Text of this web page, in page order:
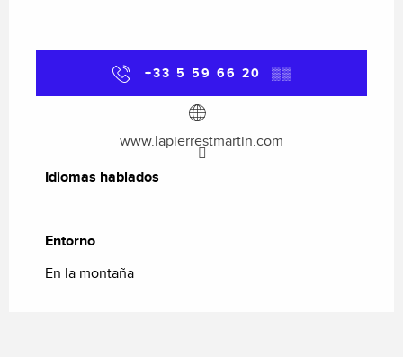
+33 5 59 66 20 ▒▒
www.lapierrestmartin.com
Idiomas hablados
Idiomas hablados
Entorno
Entorno
En la montaña